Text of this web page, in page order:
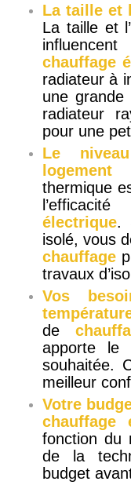
La taille et
La taille et
chauffage
radiateur à
une grande
radiateur
pour une
Le
logement:
thermique
électrique.
isolé, vous
chauffage
travaux
Vos
de
apporte le
souhaitée.
meilleur
Votre
chauffage
fonction du
de la
budget